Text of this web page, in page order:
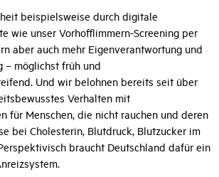
beispielsweise durch digitale
wie unser Vorhofflimmern-Screening per
aber auch mehr Eigenverantwortung und
– möglichst früh und
Und wir belohnen bereits seit über
Verhalten mit
für Menschen, die nicht rauchen und deren
bei Cholesterin, Blutdruck, Blutzucker im
braucht Deutschland dafür ein